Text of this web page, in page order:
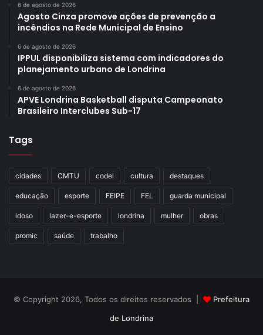
utilizados.
De acordo com a Contact Center, houve inda um grupo de
estudantes que se colocou à disposição e até pessoas que
se propuseram a fazer uma “vaquinha” para arrecadar
alimentos ou material de limpeza. Além disso, uma
empresa do Rio de Janeiro disponibilizou a sua logística
6 de agosto de 2026
Agosto Cinza promove ações de prevenção a
incêndios na Rede Municipal de Ensino
6 de agosto de 2026
IPPUL disponibiliza sistema com indicadores do
planejamento urbano de Londrina
6 de agosto de 2026
APVE Londrina Basketball disputa Campeonato
Brasileiro Interclubes Sub-17
Tags
cidades CMTU codel cultura destaques
educação esporte FEIPE FEL guarda municipal
idoso lazer-e-esporte londrina mulher obras
promic saúde trabalho
© Copyright 2026, Todos os direitos reservados |
Prefeitura
de Londrina